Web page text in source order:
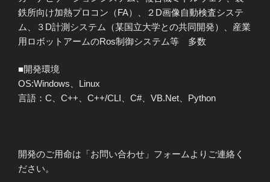
鉄所向け加熱プロコン（FA）、２D画像自動検査システ
ム、３D計測システム（某国立大学との共同開発）、産業
用ロボットアームのRos制御システム等 多数
■開発環境
OS:Windows、Linux
言語：C、C++、C++/CLI、C#、VB.Net、Python
開発のご用命は「お問い合わせ」フォームよりご連絡く
ださい。